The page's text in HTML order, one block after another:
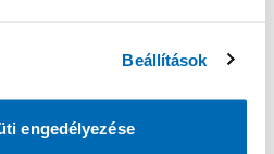
Beállítások
engedélyezése